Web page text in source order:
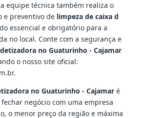
equipe técnica também realiza o
e preventivo de limpeza de caixa d
essencial e obrigatório para a
no local. Conte com a segurança e
no Guaturinho - Cajamar
o nosso site oficial:
no Guaturinho - Cajamaré
negócio com uma empresa
o menor preço da região e máxima